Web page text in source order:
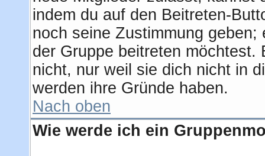
indem du auf den Beitreten-
noch seine Zustimmung
der Gruppe beitreten möchtest.
nicht, nur weil sie dich nicht in
werden ihre Gründe haben.
Nach oben
Wie werde ich ein